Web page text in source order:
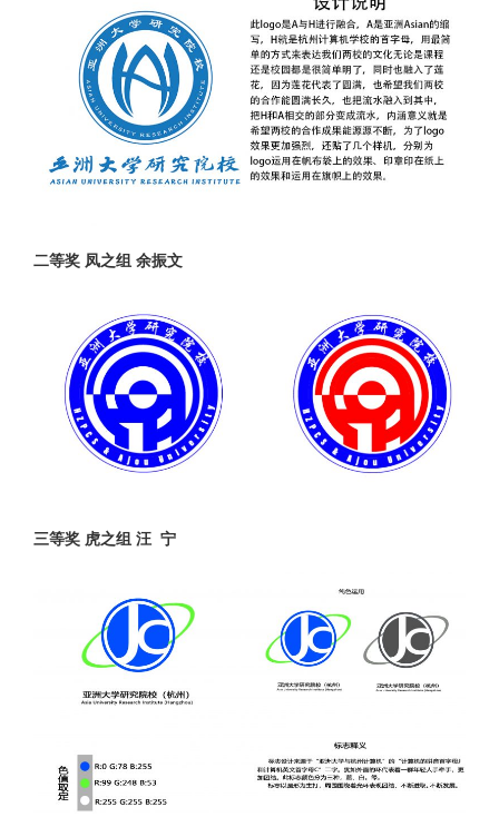
二等奖 凤之组 余振文
三等奖 虎之组 汪 宁